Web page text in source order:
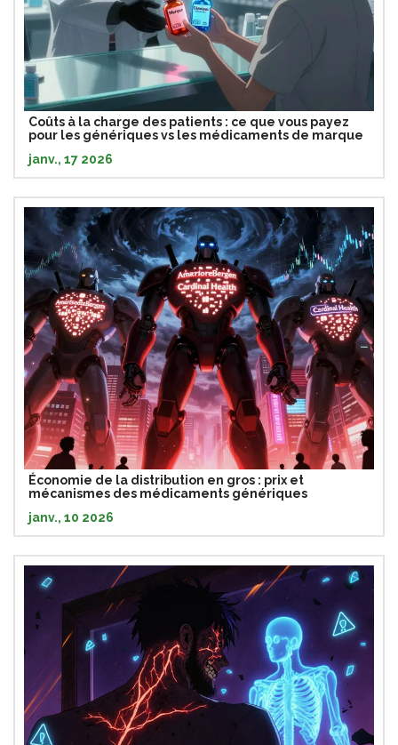
Coûts à la charge des patients : ce que vous payez
pour les génériques vs les médicaments de marque
janv., 17 2026
Économie de la distribution en gros : prix et
mécanismes des médicaments génériques
janv., 10 2026